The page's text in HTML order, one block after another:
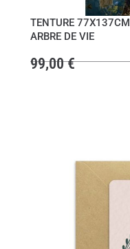
TENTURE 77X137CM
ARBRE DE VIE
99,00€